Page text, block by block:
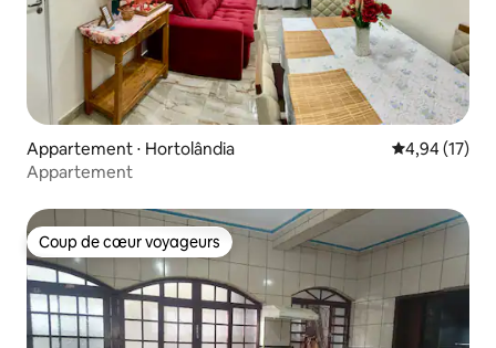
Appartement ⋅ Hortolândia Évaluation
4,94 (17)
Appartement
Coup de cœur voyageurs
Coup de cœur voyageurs